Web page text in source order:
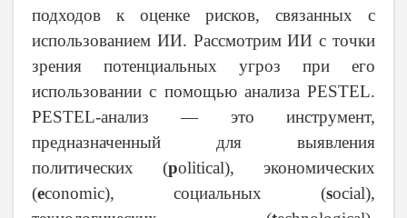
подходов к оценке рисков, связанных с
использованием ИИ. Рассмотрим ИИ с точки
зрения потенциальных угроз при его
использовании с помощью анализа PESTEL.
PESTEL-анализ — это инструмент,
предназначенный для выявления
политических (political), экономических
(economic), социальных (social),